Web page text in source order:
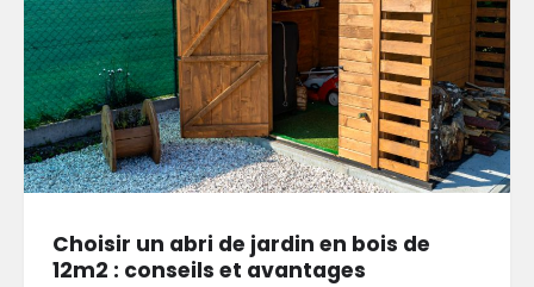
Choisir un abri de jardin en bois de
12m2 : conseils et avantages